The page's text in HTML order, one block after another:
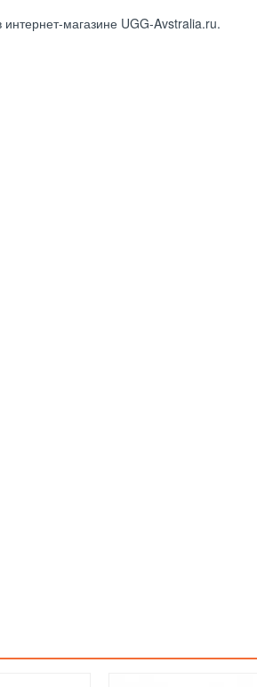
магазине UGG-Avstralia.ru.